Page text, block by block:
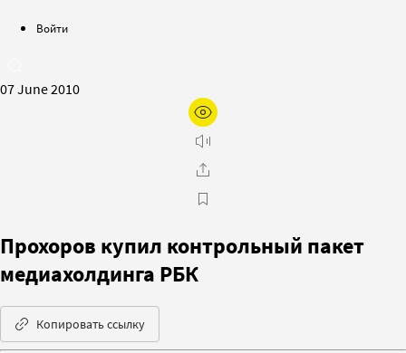
Войти
07 June 2010
Прохоров купил контрольный пакет
медиахолдинга РБК
Копировать ссылку